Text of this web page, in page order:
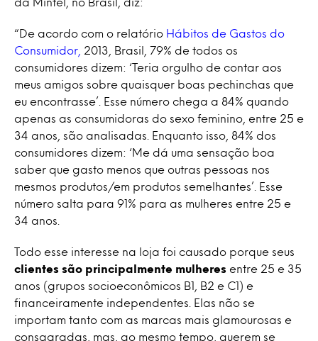
“De acordo com o relatório Hábitos de Gastos do
Consumidor,
2013, Brasil, 79% de todos os
consumidores dizem: ‘Teria orgulho de contar aos
meus amigos sobre quaisquer boas pechinchas que
eu encontrasse’. Esse número chega a 84% quando
apenas as consumidoras do sexo feminino, entre 25 e
34 anos, são analisadas. Enquanto isso, 84% dos
consumidores dizem: ‘Me dá uma sensação boa
saber que gasto menos que outras pessoas nos
mesmos produtos/em produtos semelhantes’. Esse
número salta para 91% para as mulheres entre 25 e
34 anos.
Todo esse interesse na loja foi causado porque seus
clientes são principalmente mulheres entre 25 e 35
anos (grupos socioeconômicos B1, B2 e C1) e
financeiramente independentes. Elas não se
importam tanto com as marcas mais glamourosas e
consagradas, mas, ao mesmo tempo, querem se